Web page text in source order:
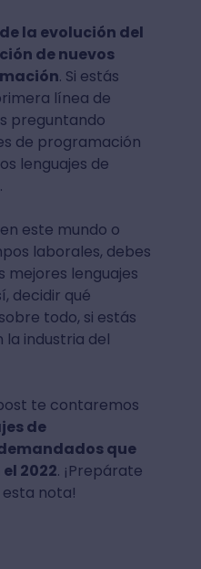
la evolución del
de nuevos
. Si estás
línea de
preguntando
de programación
lenguajes de
este mundo o
laborales, debes
mejores lenguajes
decidir qué
todo, si estás
industria del
te contaremos
de
que
2022. ¡Prepárate
nota!